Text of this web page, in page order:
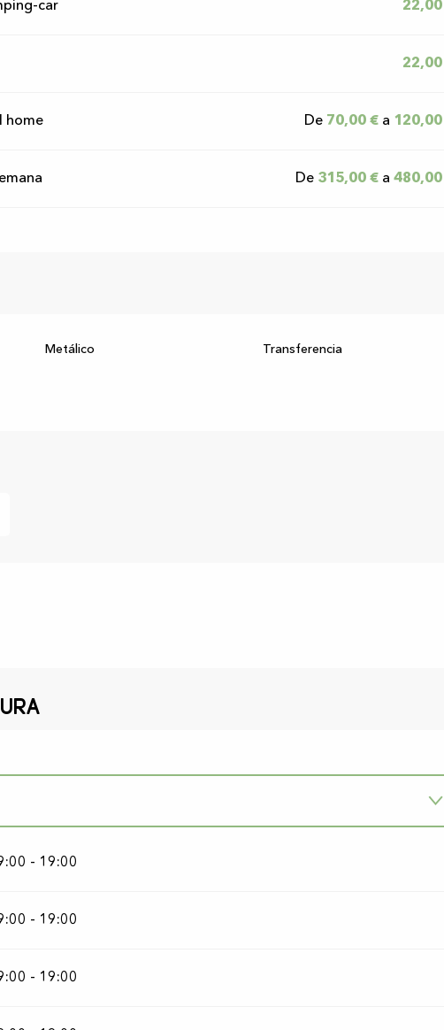
car
home De 70,00 € a
De 315,00 € a480,00
Metálico Transferencia
- 19:00
- 19:00
- 19:00